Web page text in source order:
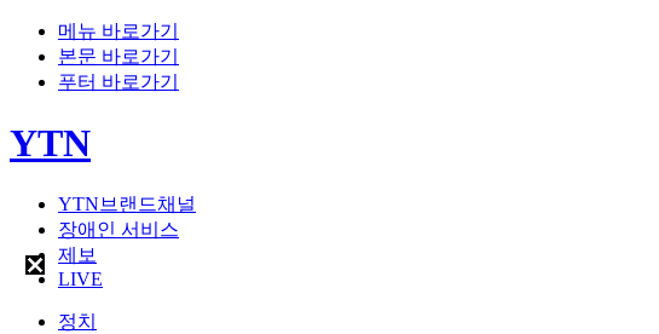
메뉴 바로가기
본문 바로가기
푸터 바로가기
YTN
YTN브랜드채널
장애인 서비스
제보
LIVE
정치